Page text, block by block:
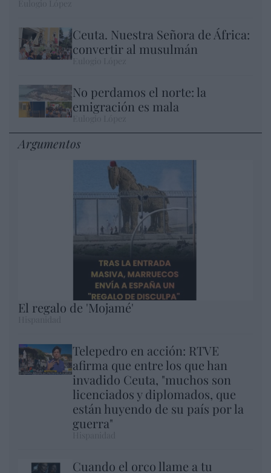
Ceuta. Nuestra Señora de África:
convertir al musulmán
No perdamos el norte: la
emigración es mala
Argumentos
El regalo de 'Mojamé'
Telepedro en acción: RTVE
afirma que entre los que han
invadido Ceuta, "muchos son
licenciados y diplomados, que
están huyendo de su país por la
guerra"
Cuando el orco llame a tu